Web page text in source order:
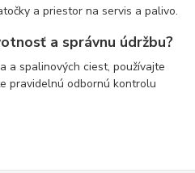
a priestor na servis a palivo.
a správnu údržbu?
a spalinových ciest, používajte
pravidelnú odbornú kontrolu